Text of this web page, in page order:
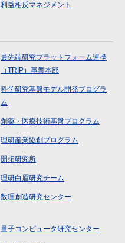
利益相反マネジメント
最先端研究プラットフォーム連携
（TRIP）事業本部
科学研究基盤モデル開発プログラ
ム
創薬・医療技術基盤プログラム
理研産業協創プログラム
開拓研究所
理研白眉研究チーム
数理創造研究センター
量子コンピュータ研究センター